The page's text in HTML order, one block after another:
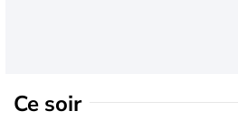
Ce soir